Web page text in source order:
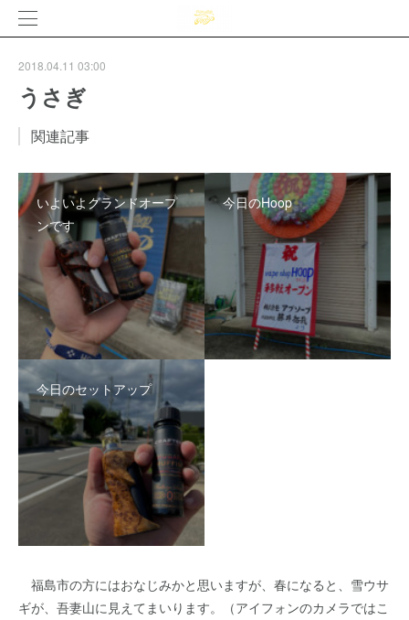
2018.04.11 03:00
うさぎ
関連記事
いよいよグランドオープ
ンです
今日のHoop
今日のセットアップ
福島市の方にはおなじみかと思いますが、春になると、雪ウサ
ギが、吾妻山に見えてまいります。（アイフォンのカメラではこ